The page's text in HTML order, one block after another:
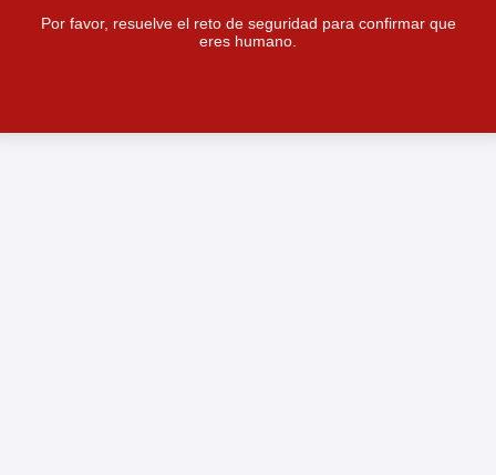
Por favor, resuelve el reto de seguridad para confirmar que
eres humano.